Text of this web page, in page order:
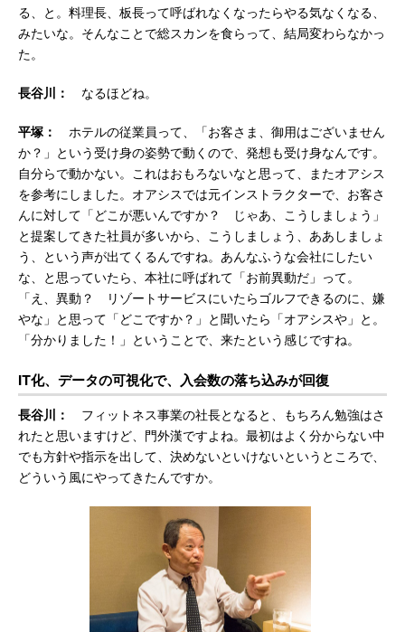
る、と。料理長、板長って呼ばれなくなったらやる気なくなる、
みたいな。そんなことで総スカンを食らって、結局変わらなかっ
た。
長谷川： なるほどね。
平塚：
ホテルの従業員って、「お客さま、御用はございません
か？」という受け身の姿勢で動くので、発想も受け身なんです。
自分らで動かない。これはおもろないなと思って、またオアシス
を参考にしました。オアシスでは元インストラクターで、お客さ
んに対して「どこが悪いんですか？ じゃあ、こうしましょう」
と提案してきた社員が多いから、こうしましょう、ああしましょ
う、という声が出てくるんですね。あんなふうな会社にしたい
な、と思っていたら、本社に呼ばれて「お前異動だ」って。
「え、異動？ リゾートサービスにいたらゴルフできるのに、嫌
やな」と思って「どこですか？」と聞いたら「オアシスや」と。
「分かりました！」ということで、来たという感じですね。
IT化、データの可視化で、入会数の落ち込みが回復
長谷川：
フィットネス事業の社長となると、もちろん勉強はさ
れたと思いますけど、門外漢ですよね。最初はよく分からない中
でも方針や指示を出して、決めないといけないというところで、
どういう風にやってきたんですか。